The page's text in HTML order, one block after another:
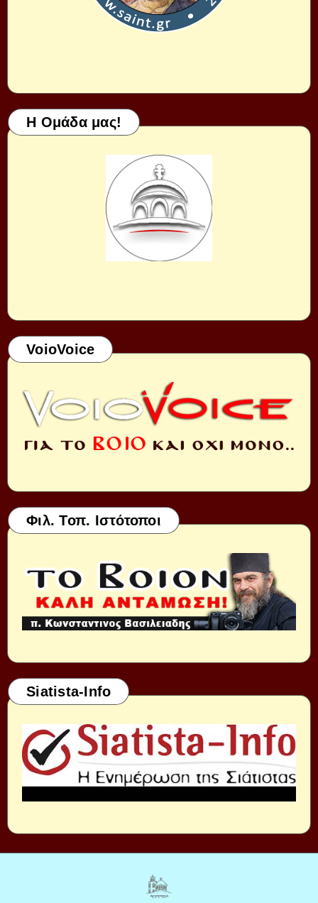
Η Ομάδα μας!
VoioVoice
Φιλ. Τοπ. Ιστότοποι
Siatista-Info